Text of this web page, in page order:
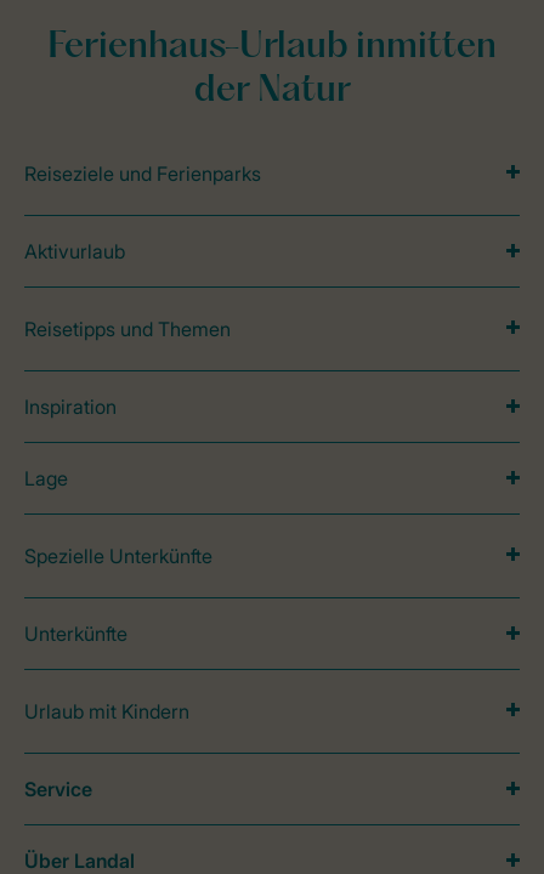
Ferienhaus-Urlaub inmitten
der Natur
Reiseziele und Ferienparks
Aktivurlaub
Reisetipps und Themen
Inspiration
Lage
Spezielle Unterkünfte
Unterkünfte
Urlaub mit Kindern
Service
Über Landal